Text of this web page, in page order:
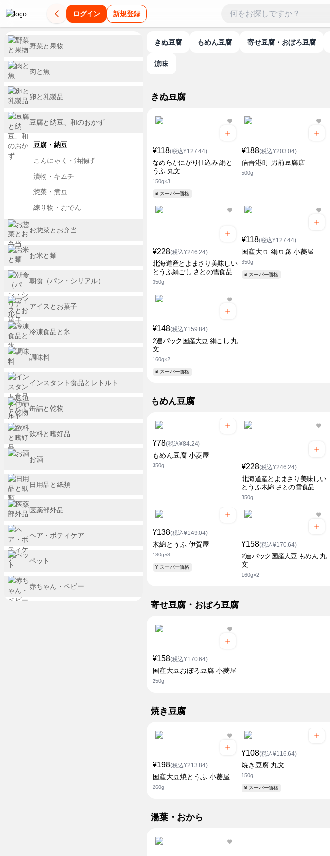
ログイン 新規登録
きぬ豆腐 もめん豆腐 寄せ豆腐・おぼろ豆腐
涼味
きぬ豆腐
¥118(税込¥127.44)
なめらかにがり仕込み 絹と
うふ 丸文
150g×3
¥ スーパー価格
¥188(税込¥203.04)
信吾港町 男前豆腐店
500g
¥228(税込¥246.24)
北海道産とよまさり美味しい
とうふ絹ごし さとの雪食品
350g
¥118(税込¥127.44)
国産大豆 絹豆腐 小菱屋
350g
¥ スーパー価格
¥148(税込¥159.84)
2連パック国産大豆 絹こし 丸
文
160g×2
¥ スーパー価格
もめん豆腐
¥78(税込¥84.24)
もめん豆腐 小菱屋
350g ¥228(税込¥246.24)
北海道産とよまさり美味しい
とうふ木綿 さとの雪食品
350g
¥138(税込¥149.04)
木綿とうふ 伊賀屋
130g×3
¥ スーパー価格
¥158(税込¥170.64)
2連パック国産大豆 もめん 丸
文
160g×2
寄せ豆腐・おぼろ豆腐
¥158(税込¥170.64)
国産大豆おぼろ豆腐 小菱屋
250g
焼き豆腐
¥198(税込¥213.84)
国産大豆焼とうふ 小菱屋
260g
¥108(税込¥116.64)
焼き豆腐 丸文
150g
¥ スーパー価格
湯葉・おから
野菜と果物
肉と魚
卵と乳製品
豆腐と納豆、和のおかず
豆腐・納豆
こんにゃく・油揚げ
漬物・キムチ
惣菜・煮豆
練り物・おでん
お惣菜とお弁当
お米と麺
朝食（パン・シリアル）
アイスとお菓子
冷凍食品と氷
調味料
インスタント食品とレトルト
缶詰と乾物
飲料と嗜好品
お酒
日用品と紙類
医薬部外品
ヘア・ボティケア
ペット
赤ちゃん・ベビー